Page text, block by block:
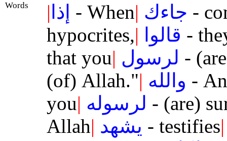
Words | إذا - When| جاءك -
hypocrites,| قالوا -
that you| لرسول -
(of) Allah."| والله -
you| لرسوله - (are)
Allah| يشهد - testifies|